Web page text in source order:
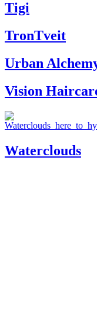
Tigi
TronTveit
Urban
Vision
Waterclouds